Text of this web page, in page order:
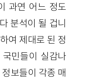
과연 어느 정도
분석이 될 겁니
여 제대로 된 정
민들이 실감나
보들이 각종 매